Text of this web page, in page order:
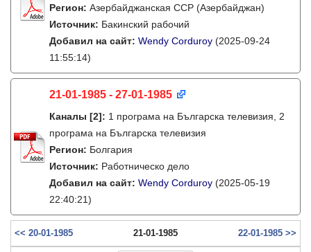
Регион: Азербайджанская ССР (Азербайджан)
Источник: Бакинский рабочий
Добавил на сайт: Wendy Corduroy (2025-09-24
11:55:14)
21-01-1985 - 27-01-1985
Каналы [2]: 1 програма на Българска телевизия, 2
програма на Българска телевизия
Регион: Болгария
Источник: Работническо дело
Добавил на сайт: Wendy Corduroy (2025-05-19
22:40:21)
<< 20-01-1985 21-01-1985 22-01-1985 >>